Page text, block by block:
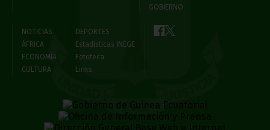
GOBIERNO
NOTICIAS
ÁFRICA
ECONOMÍA
CULTURA
DEPORTES
Estadísticas INEGE
Fototeca
Links